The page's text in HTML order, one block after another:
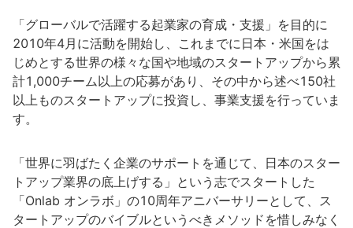
「グローバルで活躍する起業家の育成・支援」を目的に
2010年4月に活動を開始し、これまでに日本・米国をは
じめとする世界の様々な国や地域のスタートアップから累
計1,000チーム以上の応募があり、その中から述べ150社
以上ものスタートアップに投資し、事業支援を行っていま
す。
「世界に羽ばたく企業のサポートを通じて、日本のスター
トアップ業界の底上げする」という志でスタートした
「Onlab オンラボ」の10周年アニバーサリーとして、ス
タートアップのバイブルというべきメソッドを惜しみなく